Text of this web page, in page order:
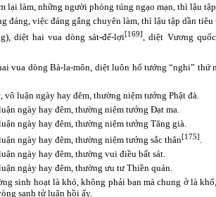
lại làm, những người phóng túng ngạo mạn, thì lậu
đáng, việc đáng gắng chuyên làm, thì lậu tập dần tiêu
diệt hai vua dòng sát-đế-lợi[169], diệt Vương quốc
vua dòng Bà-la-môn, diệt luôn hổ tướng “nghi” thứ
vô luận ngày hay đêm, thường niệm tưởng Phật đà.
ngày hay đêm, thường niệm tưởng Đạt ma.
ngày hay đêm, thường niệm tưởng Tăng già.
ngày hay đêm, thường niệm tưởng sắc thân[175].
ngày hay đêm, thường vui điều bất sát.
ngày hay đêm, thường ưu tư Thiền quán.
sinh hoạt là khó, không phải bạn mà chung ở là
sanh tử luân hồi ấy.